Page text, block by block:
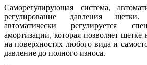
Саморегулирующая система,
регулирование давления
автоматически регулируется
амортизации, которая позволяет щетке
на поверхностях любого вида и
давление до полного износа.